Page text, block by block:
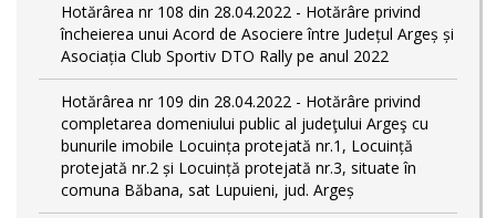
Hotărârea nr 108 din 28.04.2022 - Hotărâre privind
încheierea unui Acord de Asociere între Județul Argeș și
Asociația Club Sportiv DTO Rally pe anul 2022
Hotărârea nr 109 din 28.04.2022 - Hotărâre privind
completarea domeniului public al judeţului Argeş cu
bunurile imobile Locuința protejată nr.1, Locuință
protejată nr.2 și Locuință protejată nr.3, situate în
comuna Băbana, sat Lupuieni, jud. Argeș